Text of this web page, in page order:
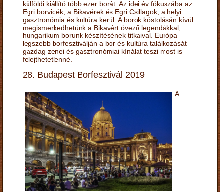
külföldi kiállító több ezer borát. Az idei év fókuszába az
Egri borvidék, a Bikavérek és Egri Csillagok, a helyi
gasztronómia és kultúra kerül. A borok kóstolásán kívül
megismerkedhetünk a Bikavért övező legendákkal,
hungarikum borunk készítésének titkaival. Európa
legszebb borfesztiválján a bor és kultúra találkozását
gazdag zenei és gasztronómiai kínálat teszi most is
felejthetetlenné.
28. Budapest Borfesztivál 2019
A